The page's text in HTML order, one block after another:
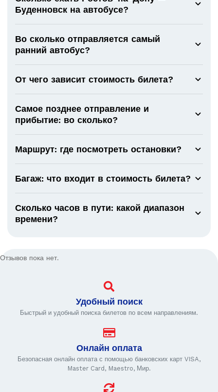
Буденновск на автобусе?
Во сколько отправляется самый
ранний автобус?
От чего зависит стоимость билета?
Самое позднее отправление и
прибытие: во сколько?
Маршрут: где посмотреть остановки?
Багаж: что входит в стоимость билета?
Сколько часов в пути: какой диапазон
времени?
Отзывов пока нет.
Удобный поиск
Быстрый и удобный поиска билетов по всем направлениям.
Онлайн оплата
Безопасная онлайн оплата с помощью банковских карт VISA,
Master Card, Maestro, Мир.